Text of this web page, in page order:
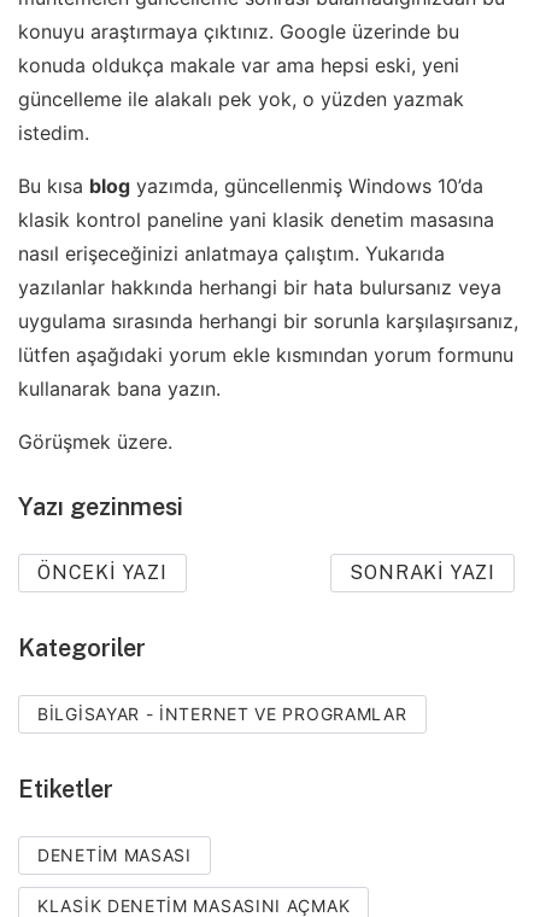
konuyu araştırmaya çıktınız. Google üzerinde bu
konuda oldukça makale var ama hepsi eski, yeni
güncelleme ile alakalı pek yok, o yüzden yazmak
istedim.
Bu kısa blog yazımda, güncellenmiş Windows 10’da
klasik kontrol paneline yani klasik denetim masasına
nasıl erişeceğinizi anlatmaya çalıştım. Yukarıda
yazılanlar hakkında herhangi bir hata bulursanız veya
uygulama sırasında herhangi bir sorunla karşılaşırsanız,
lütfen aşağıdaki yorum ekle kısmından yorum formunu
kullanarak bana yazın.
Görüşmek üzere.
Yazı gezinmesi
ÖNCEKI YAZI SONRAKI YAZI
Kategoriler
BILGISAYAR - İNTERNET VE PROGRAMLAR
Etiketler
DENETIM MASASI
KLASIK DENETIM MASASINI AÇMAK